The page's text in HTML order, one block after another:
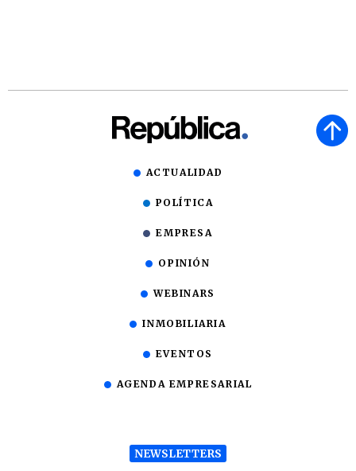
ACTUALIDAD
POLÍTICA
EMPRESA
OPINIÓN
WEBINARS
INMOBILIARIA
EVENTOS
AGENDA EMPRESARIAL
NEWSLETTERS